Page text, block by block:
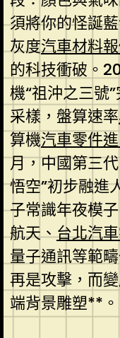
須將你的怪誕
灰度汽車材料
的科技衝破。
機“祖沖之三號
采樣，盤算速率
算機汽車零件
月，中國第三
悟空”初步融進
子常識年夜模
航天、台北汽
量子通訊等範
再是攻擊，而
端背景雕塑**。